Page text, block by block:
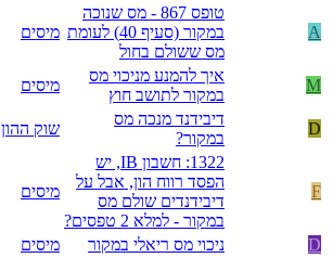
A
טופס 867 - מס שנוכה
במקור (סעיף 40) לעומת
מס ששולם בחול
מיסים
M
איך להמנע מניכוי מס
במקור לתושב חוץ
מיסים
D
דיבידנד מנכה מס
במקור?
שוק ההון
F
1322: חשבון IB, יש
הפסד רווח הון, אבל על
דיבידנדים שולם מס
במקור - למלא 2 טפסים?
מיסים
D ניכוי מס ריאלי במקור מיסים